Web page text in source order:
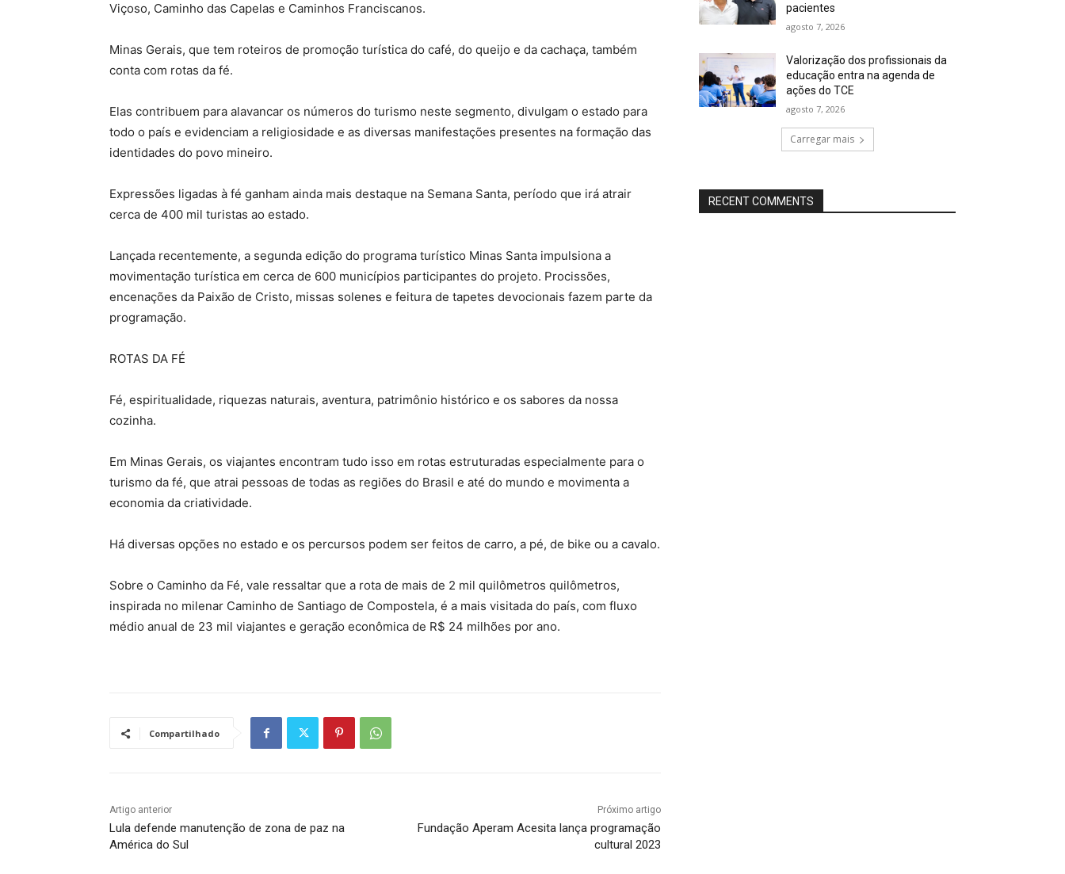
Viçoso, Caminho das Capelas e Caminhos Franciscanos.
Minas Gerais, que tem roteiros de promoção turística do café, do queijo e da cachaça, também
conta com rotas da fé.
Elas contribuem para alavancar os números do turismo neste segmento, divulgam o estado para
todo o país e evidenciam a religiosidade e as diversas manifestações presentes na formação das
identidades do povo mineiro.
Expressões ligadas à fé ganham ainda mais destaque na Semana Santa, período que irá atrair
cerca de 400 mil turistas ao estado.
Lançada recentemente, a segunda edição do programa turístico Minas Santa impulsiona a
movimentação turística em cerca de 600 municípios participantes do projeto. Procissões,
encenações da Paixão de Cristo, missas solenes e feitura de tapetes devocionais fazem parte da
programação.
ROTAS DA FÉ
Fé, espiritualidade, riquezas naturais, aventura, patrimônio histórico e os sabores da nossa
cozinha.
Em Minas Gerais, os viajantes encontram tudo isso em rotas estruturadas especialmente para o
turismo da fé, que atrai pessoas de todas as regiões do Brasil e até do mundo e movimenta a
economia da criatividade.
Há diversas opções no estado e os percursos podem ser feitos de carro, a pé, de bike ou a cavalo.
Sobre o Caminho da Fé, vale ressaltar que a rota de mais de 2 mil quilômetros quilômetros,
inspirada no milenar Caminho de Santiago de Compostela, é a mais visitada do país, com fluxo
médio anual de 23 mil viajantes e geração econômica de R$ 24 milhões por ano.
Compartilhado
Artigo anterior
Lula defende manutenção de zona de paz na
América do Sul
Próximo artigo
Fundação Aperam Acesita lança programação
cultural 2023
pacientes
agosto 7, 2026
Valorização dos profissionais da
educação entra na agenda de
ações do TCE
agosto 7, 2026
Carregar mais
RECENT COMMENTS